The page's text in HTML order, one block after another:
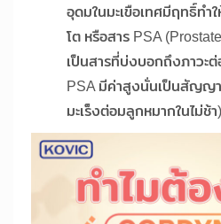
อุดมในมะเขือเทศมีฤทธิ์ท
โต หรือสาร PSA
เป็นสารที่บ่งบอกถึงภาวะ
PSA มีค่าสูงนั่นเป็นสัญญ
มะเร็งต่อมลูกหมากในไม่ช้า)